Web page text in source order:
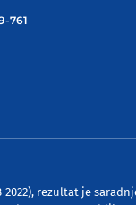
761
rezultat je